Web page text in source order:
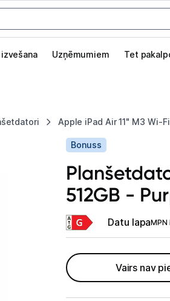
Uzņēmumiem Tet
Apple iPad Air 11" M3 Wi-
Pieslēgties
kāroto ierīci izdevīgāk!
un audio
planšetdatori
Bonuss
512GB -
Datu lapaMPN
Vairs nav